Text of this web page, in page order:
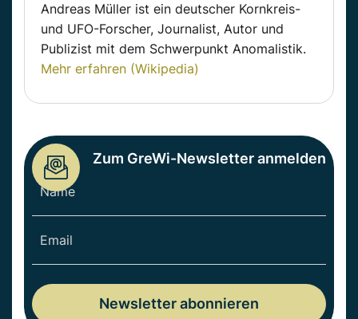
Andreas Müller ist ein deutscher Kornkreis-
und UFO-Forscher, Journalist, Autor und
Publizist mit dem Schwerpunkt Anomalistik.
Mehr erfahren (Wikipedia)
Zum GreWi-Newsletter anmelden